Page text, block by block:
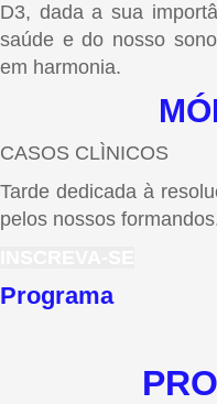
D3, dada a sua
saúde e do nosso
em harmonia.
CASOS CLÌNICOS
Tarde dedicada à
pelos nossos
Programa